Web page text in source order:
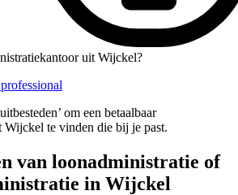
uit Wijckel?
om een betaalbaar
Wijckel te vinden die bij je past.
van loonadministratie of
in Wijckel